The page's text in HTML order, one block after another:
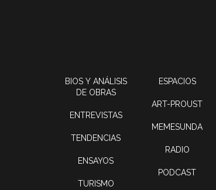
BIOS Y ANÁLISIS
DE OBRAS
ENTREVISTAS
TENDENCIAS
ENSAYOS
TURISMO
ESPACIOS
ART-PROUST
MEMESUNDA
RADIO
PODCAST